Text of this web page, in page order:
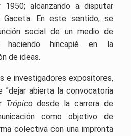
alcanzando a disputar
En este sentido, se
social de un medio de
haciendo hincapié en la
de ideas.
e investigadores expositores,
”dejar abierta la convocatoria
Trópico desde la carrera de
como objetivo de
colectiva con una impronta